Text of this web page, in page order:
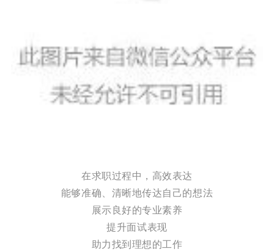
在求职过程中，高效表达
能够准确、清晰地传达自己的想法
展示良好的专业素养
提升面试表现
助力找到理想的工作